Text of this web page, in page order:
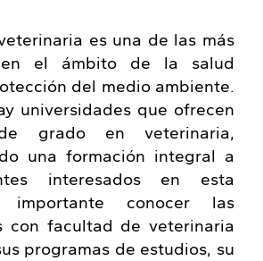
es una de las más
en el ámbito de la salud
del medio ambiente.
universidades que ofrecen
grado en veterinaria,
una formación integral a
interesados en esta
importante conocer las
con facultad de veterinaria
programas de estudios, su